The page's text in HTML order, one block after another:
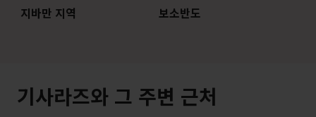
지바만 지역 보소반도
기사라즈와 그 주변 근처